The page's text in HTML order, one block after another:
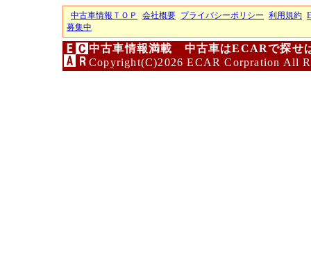
中古車情報ＴＯＰ 会社概要 プライバシーポリシー 利用規約
募集中
中古車情報満載 中古車はECARで探せ
Copyright(C)2026 ECAR Corpration All